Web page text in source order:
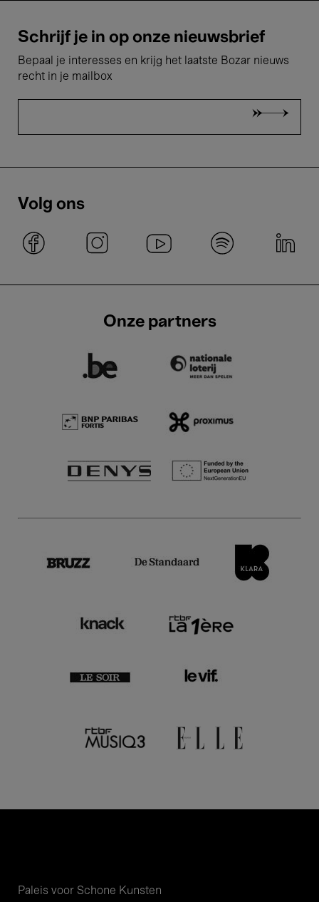
Schrijf je in op onze nieuwsbrief
Bepaal je interesses en krijg het laatste Bozar nieuws
recht in je mailbox
Volg ons
Onze partners
Paleis voor Schone Kunsten